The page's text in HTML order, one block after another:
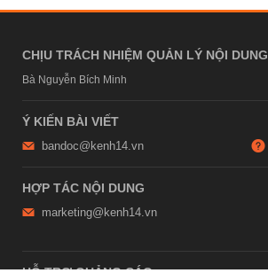
CHỊU TRÁCH NHIỆM QUẢN LÝ NỘI DUNG
Bà Nguyễn Bích Minh
Ý KIẾN BÀI VIẾT
bandoc@kenh14.vn
HỢP TÁC NỘI DUNG
marketing@kenh14.vn